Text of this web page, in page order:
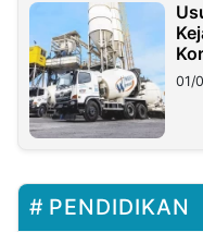
01/
PENDIDIKAN